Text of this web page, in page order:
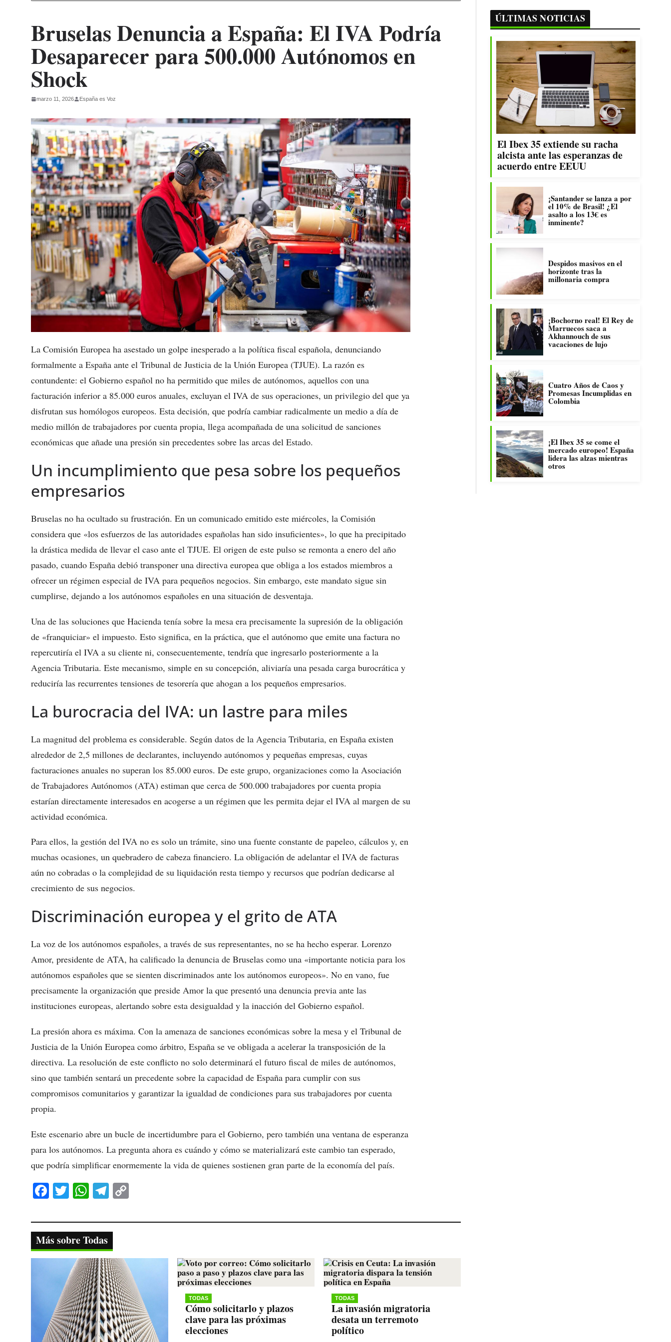
Bruselas Denuncia a España: El IVA Podría
Desaparecer para 500.000 Autónomos en
Shock
marzo 11, 2026 España es Voz
La Comisión Europea ha asestado un golpe inesperado a la política fiscal española, denunciando
formalmente a España ante el Tribunal de Justicia de la Unión Europea (TJUE). La razón es
contundente: el Gobierno español no ha permitido que miles de autónomos, aquellos con una
facturación inferior a 85.000 euros anuales, excluyan el IVA de sus operaciones, un privilegio del que ya
disfrutan sus homólogos europeos. Esta decisión, que podría cambiar radicalmente un medio a día de
medio millón de trabajadores por cuenta propia, llega acompañada de una solicitud de sanciones
económicas que añade una presión sin precedentes sobre las arcas del Estado.
Un incumplimiento que pesa sobre los pequeños
empresarios
Bruselas no ha ocultado su frustración. En un comunicado emitido este miércoles, la Comisión
considera que «los esfuerzos de las autoridades españolas han sido insuficientes», lo que ha precipitado
la drástica medida de llevar el caso ante el TJUE. El origen de este pulso se remonta a enero del año
pasado, cuando España debió transponer una directiva europea que obliga a los estados miembros a
ofrecer un régimen especial de IVA para pequeños negocios. Sin embargo, este mandato sigue sin
cumplirse, dejando a los autónomos españoles en una situación de desventaja.
Una de las soluciones que Hacienda tenía sobre la mesa era precisamente la supresión de la obligación
de «franquiciar» el impuesto. Esto significa, en la práctica, que el autónomo que emite una factura no
repercutiría el IVA a su cliente ni, consecuentemente, tendría que ingresarlo posteriormente a la
Agencia Tributaria. Este mecanismo, simple en su concepción, aliviaría una pesada carga burocrática y
reduciría las recurrentes tensiones de tesorería que ahogan a los pequeños empresarios.
La burocracia del IVA: un lastre para miles
La magnitud del problema es considerable. Según datos de la Agencia Tributaria, en España existen
alrededor de 2,5 millones de declarantes, incluyendo autónomos y pequeñas empresas, cuyas
facturaciones anuales no superan los 85.000 euros. De este grupo, organizaciones como la Asociación
de Trabajadores Autónomos (ATA) estiman que cerca de 500.000 trabajadores por cuenta propia
estarían directamente interesados en acogerse a un régimen que les permita dejar el IVA al margen de su
actividad económica.
Para ellos, la gestión del IVA no es solo un trámite, sino una fuente constante de papeleo, cálculos y, en
muchas ocasiones, un quebradero de cabeza financiero. La obligación de adelantar el IVA de facturas
aún no cobradas o la complejidad de su liquidación resta tiempo y recursos que podrían dedicarse al
crecimiento de sus negocios.
Discriminación europea y el grito de ATA
La voz de los autónomos españoles, a través de sus representantes, no se ha hecho esperar. Lorenzo
Amor, presidente de ATA, ha calificado la denuncia de Bruselas como una «importante noticia para los
autónomos españoles que se sienten discriminados ante los autónomos europeos». No en vano, fue
precisamente la organización que preside Amor la que presentó una denuncia previa ante las
instituciones europeas, alertando sobre esta desigualdad y la inacción del Gobierno español.
La presión ahora es máxima. Con la amenaza de sanciones económicas sobre la mesa y el Tribunal de
Justicia de la Unión Europea como árbitro, España se ve obligada a acelerar la transposición de la
directiva. La resolución de este conflicto no solo determinará el futuro fiscal de miles de autónomos,
sino que también sentará un precedente sobre la capacidad de España para cumplir con sus
compromisos comunitarios y garantizar la igualdad de condiciones para sus trabajadores por cuenta
propia.
Este escenario abre un bucle de incertidumbre para el Gobierno, pero también una ventana de esperanza
para los autónomos. La pregunta ahora es cuándo y cómo se materializará este cambio tan esperado,
que podría simplificar enormemente la vida de quienes sostienen gran parte de la economía del país.
Fa
bo
ok
T
tte
r
W
ts
A
pp
Te
gr
a
m
y
nk
Más sobre Todas
TODAS
Cómo solicitarlo y plazos
clave para las próximas
elecciones
TODAS
La invasión migratoria
desata un terremoto
político
ÚLTIMAS NOTICIAS
El Ibex 35 extiende su racha
alcista ante las esperanzas de
acuerdo entre EEUU
¡Santander se lanza a por
el 10% de Brasil! ¿El
asalto a los 13€ es
inminente?
Despidos masivos en el
horizonte tras la
millonaria compra
¡Bochorno real! El Rey de
Marruecos saca a
Akhannouch de sus
vacaciones de lujo
Cuatro Años de Caos y
Promesas Incumplidas en
Colombia
¡El Ibex 35 se come el
mercado europeo! España
lidera las alzas mientras
otros